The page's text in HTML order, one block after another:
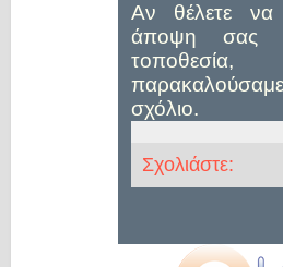
Αν θέλετε να
άποψη σας
σχόλιο.
Σχολιάστε: